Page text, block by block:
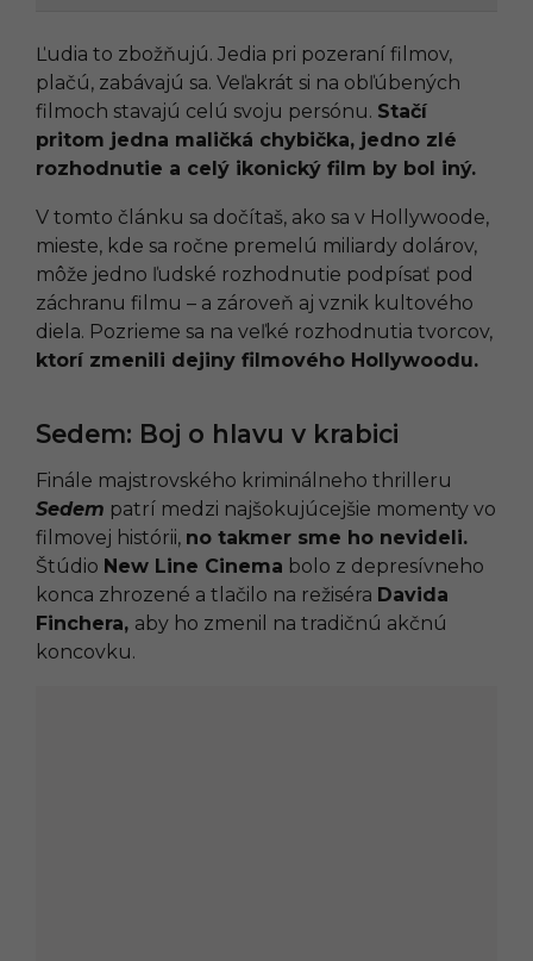
Ľudia to zbožňujú. Jedia pri pozeraní filmov,
plačú, zabávajú sa. Veľakrát si na obľúbených
filmoch stavajú celú svoju persónu. Stačí
pritom jedna maličká chybička, jedno zlé
rozhodnutie a celý ikonický film by bol iný.
V tomto článku sa dočítaš, ako sa v Hollywoode,
mieste, kde sa ročne premelú miliardy dolárov,
môže jedno ľudské rozhodnutie podpísať pod
záchranu filmu – a zároveň aj vznik kultového
diela. Pozrieme sa na veľké rozhodnutia tvorcov,
ktorí zmenili dejiny filmového Hollywoodu.
Sedem: Boj o hlavu v krabici
Finále majstrovského kriminálneho thrilleru
Sedem patrí medzi najšokujúcejšie momenty vo
filmovej histórii, no takmer sme ho nevideli.
Štúdio New Line Cinema bolo z depresívneho
konca zhrozené a tlačilo na režiséra Davida
Finchera, aby ho zmenil na tradičnú akčnú
koncovku.